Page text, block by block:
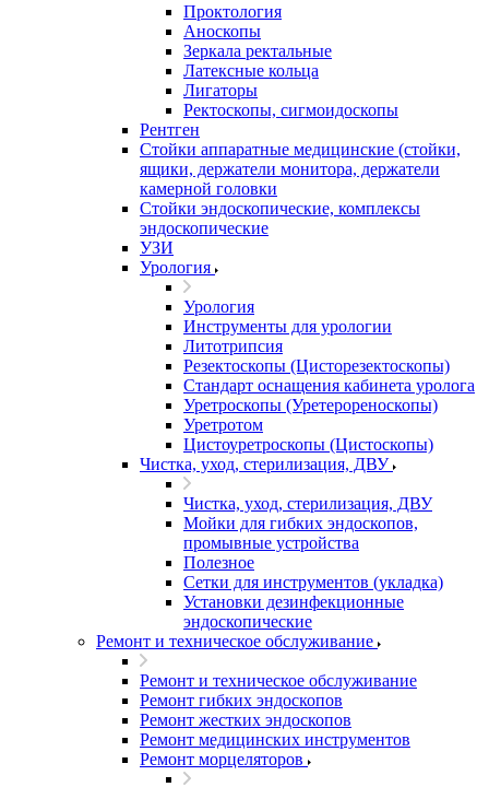
Проктология
Аноскопы
Зеркала ректальные
Латексные кольца
Лигаторы
Ректоскопы, сигмоидоскопы
Рентген
Стойки аппаратные медицинские (стойки,
ящики, держатели монитора, держатели
камерной головки
Стойки эндоскопические, комплексы
эндоскопические
УЗИ
Урология
Урология
Инструменты для урологии
Литотрипсия
Резектоскопы (Цисторезектоскопы)
Стандарт оснащения кабинета уролога
Уретроскопы (Уретерореноскопы)
Уретротом
Цистоуретроскопы (Цистоскопы)
Чистка, уход, стерилизация, ДВУ
Чистка, уход, стерилизация, ДВУ
Мойки для гибких эндоскопов,
промывные устройства
Полезное
Сетки для инструментов (укладка)
Установки дезинфекционные
эндоскопические
Ремонт и техническое обслуживание
Ремонт и техническое обслуживание
Ремонт гибких эндоскопов
Ремонт жестких эндоскопов
Ремонт медицинских инструментов
Ремонт морцеляторов